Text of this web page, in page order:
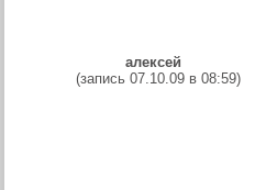
алексей
(запись 07.10.09 в 08:59)